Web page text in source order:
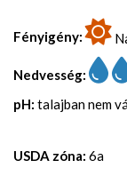
Fényigény:
Nedvesség:
pH: talajban nem
USDA zóna: 6a